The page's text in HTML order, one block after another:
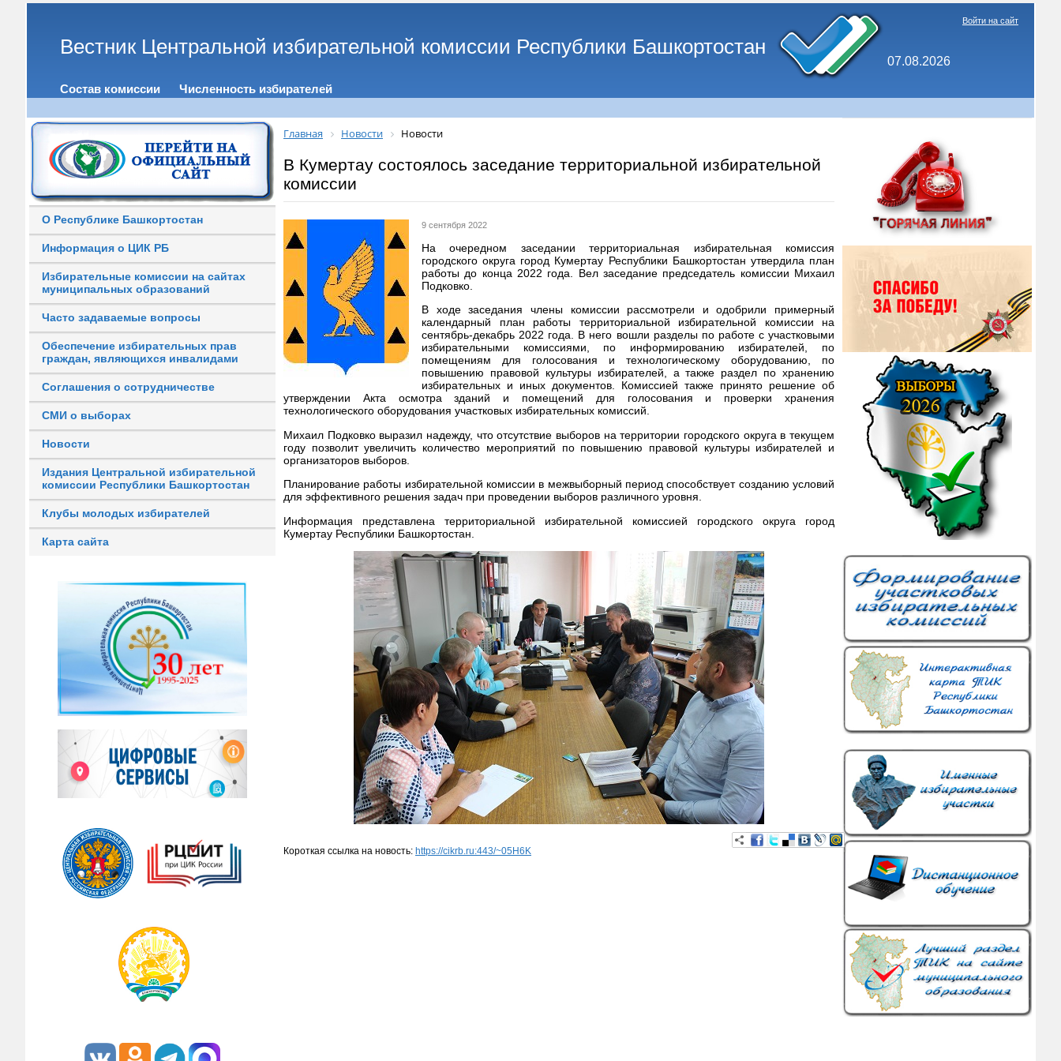
Вестник Центральной избирательной комиссии Республики Башкортостан
07.08.2026
Войти на сайт
Состав комиссии Численность избирателей
О Республике Башкортостан
Информация о ЦИК РБ
Избирательные комиссии на сайтах
муниципальных образований
Часто задаваемые вопросы
Обеспечение избирательных прав
граждан, являющихся инвалидами
Соглашения о сотрудничестве
СМИ о выборах
Новости
Издания Центральной избирательной
комиссии Республики Башкортостан
Клубы молодых избирателей
Карта сайта
Главная Новости Новости
В Кумертау состоялось заседание территориальной избирательной
комиссии
9 сентября 2022
На очередном заседании территориальная избирательная комиссия
городского округа город Кумертау Республики Башкортостан утвердила план
работы до конца 2022 года. Вел заседание председатель комиссии Михаил
Подковко.
В ходе заседания члены комиссии рассмотрели и одобрили примерный
календарный план работы территориальной избирательной комиссии на
сентябрь-декабрь 2022 года. В него вошли разделы по работе с участковыми
избирательными комиссиями, по информированию избирателей, по
помещениям для голосования и технологическому оборудованию, по
повышению правовой культуры избирателей, а также раздел по хранению
избирательных и иных документов. Комиссией также принято решение об
утверждении Акта осмотра зданий и помещений для голосования и проверки хранения
технологического оборудования участковых избирательных комиссий.
Михаил Подковко выразил надежду, что отсутствие выборов на территории городского округа в текущем
году позволит увеличить количество мероприятий по повышению правовой культуры избирателей и
организаторов выборов.
Планирование работы избирательной комиссии в межвыборный период способствует созданию условий
для эффективного решения задач при проведении выборов различного уровня.
Информация представлена территориальной избирательной комиссией городского округа город
Кумертау Республики Башкортостан.
Короткая ссылка на новость: https://cikrb.ru:443/~05H6K